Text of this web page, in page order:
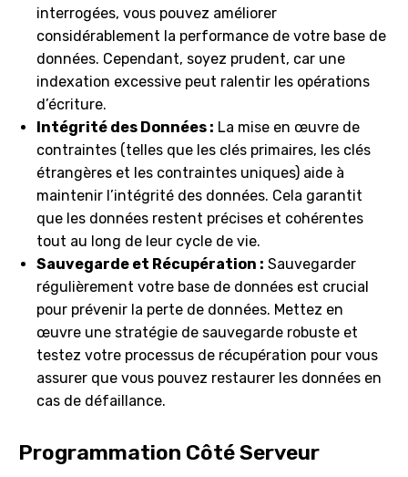
interrogées, vous pouvez améliorer
considérablement la performance de votre base de
données. Cependant, soyez prudent, car une
indexation excessive peut ralentir les opérations
d’écriture.
Intégrité des Données : La mise en œuvre de
contraintes (telles que les clés primaires, les clés
étrangères et les contraintes uniques) aide à
maintenir l’intégrité des données. Cela garantit
que les données restent précises et cohérentes
tout au long de leur cycle de vie.
Sauvegarde et Récupération : Sauvegarder
régulièrement votre base de données est crucial
pour prévenir la perte de données. Mettez en
œuvre une stratégie de sauvegarde robuste et
testez votre processus de récupération pour vous
assurer que vous pouvez restaurer les données en
cas de défaillance.
Programmation Côté Serveur